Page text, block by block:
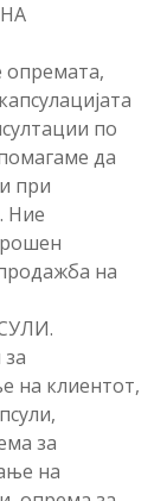
опремата,
по
да
при
Ние
на
на клиентот,
за
на